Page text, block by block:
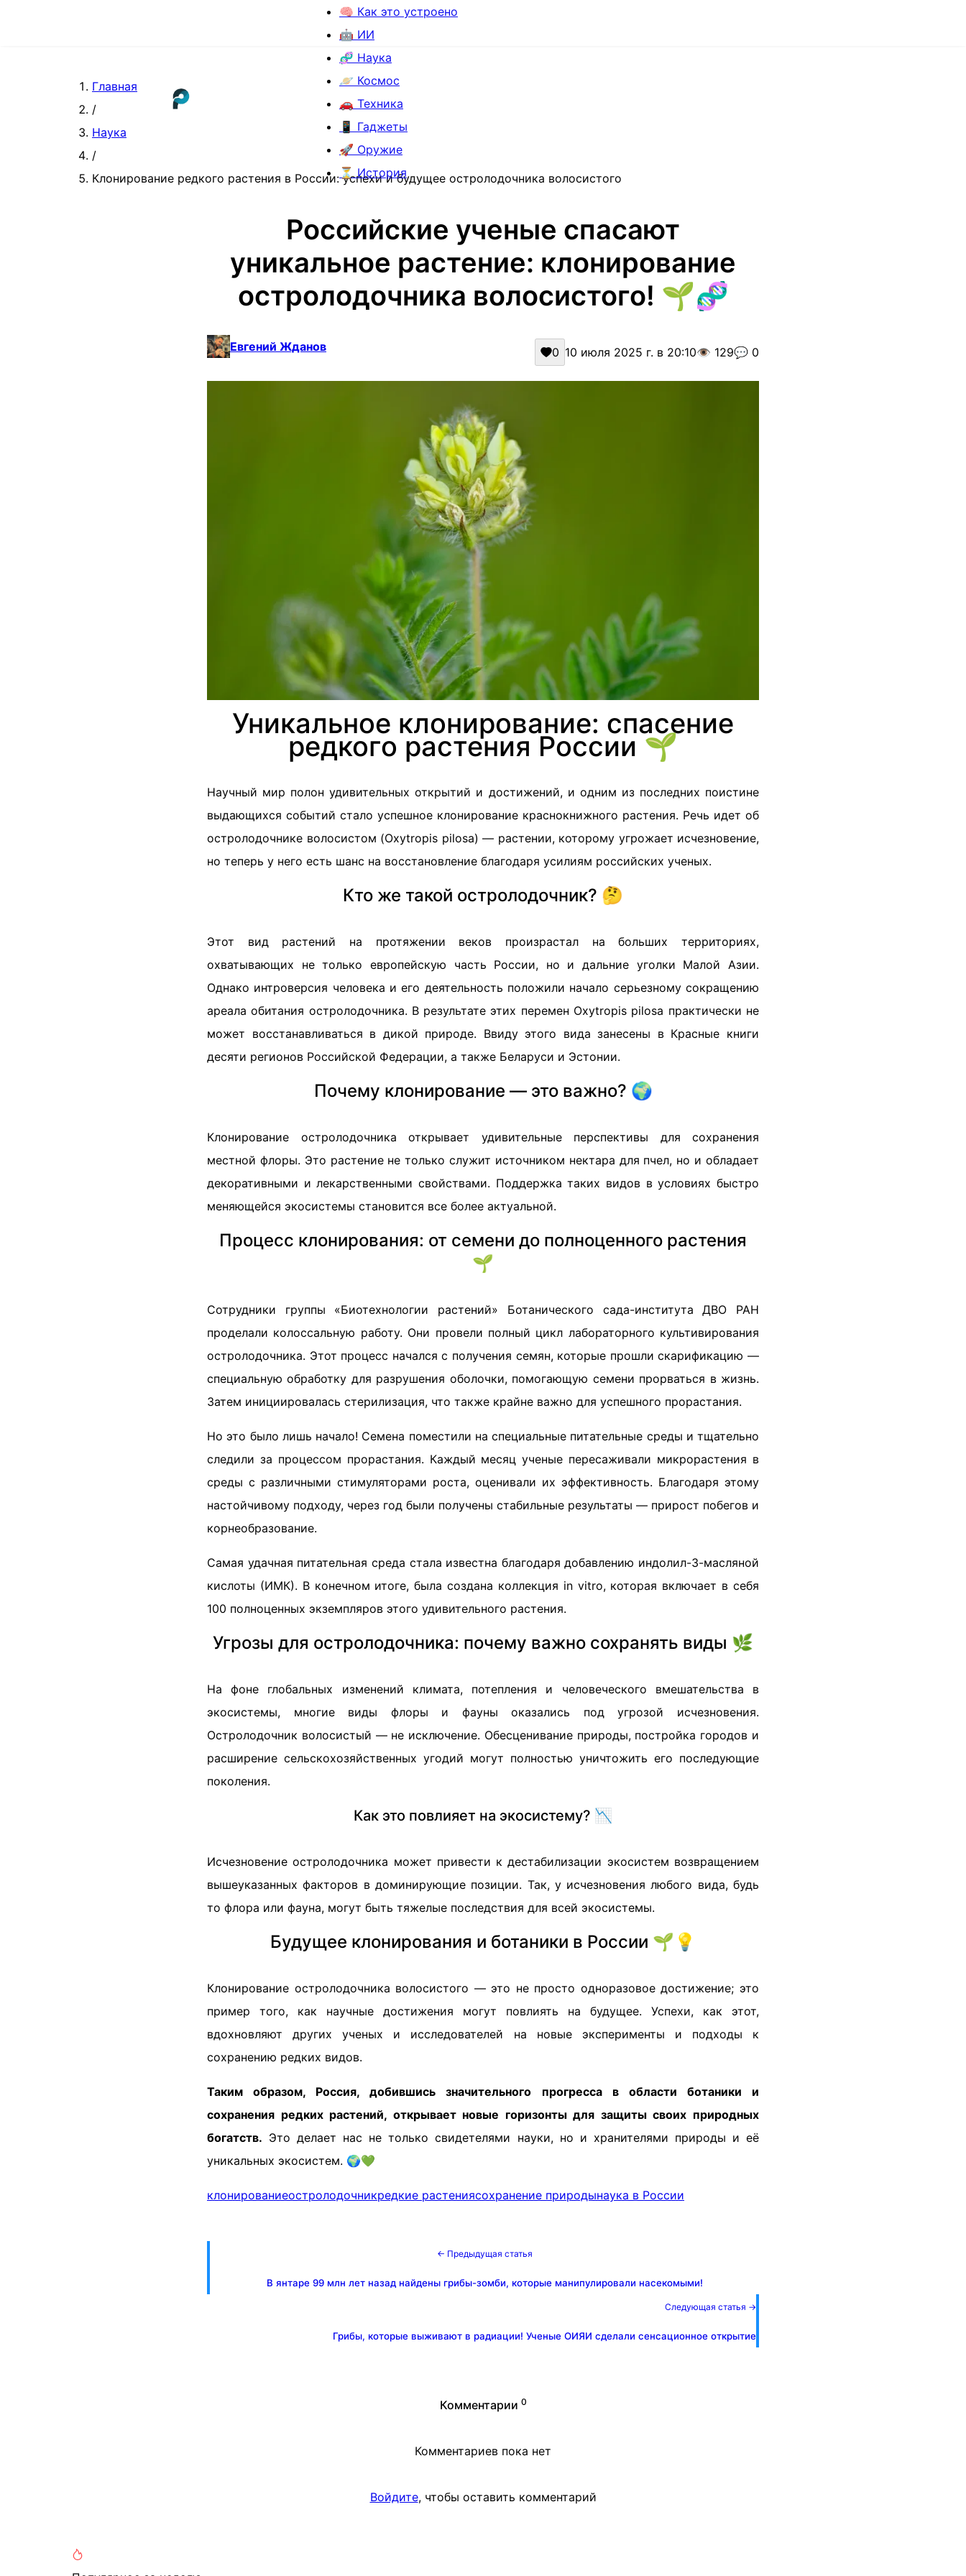
🧠 Как это устроено
🤖 ИИ
🧬 Наука
🪐 Космос
🚗 Техника
📱 Гаджеты
🚀 Оружие
⏳ История
Главная
/
Наука
/
Клонирование редкого растения в России: успехи и будущее остролодочника волосистого
Российские ученые спасают
уникальное растение: клонирование
остролодочника волосистого! 🌱🧬
Евгений Жданов 0 10 июля 2025 г. в 20:10👁️ 129💬 0
Уникальное клонирование: спасение
редкого растения России 🌱
Научный мир полон удивительных открытий и достижений, и одним из последних поистине
выдающихся событий стало успешное клонирование краснокнижного растения. Речь идет об
остролодочнике волосистом (Oxytropis pilosa) — растении, которому угрожает исчезновение,
но теперь у него есть шанс на восстановление благодаря усилиям российских ученых.
Кто же такой остролодочник? 🤔
Этот вид растений на протяжении веков произрастал на больших территориях,
охватывающих не только европейскую часть России, но и дальние уголки Малой Азии.
Однако интроверсия человека и его деятельность положили начало серьезному сокращению
ареала обитания остролодочника. В результате этих перемен Oxytropis pilosa практически не
может восстанавливаться в дикой природе. Ввиду этого вида занесены в Красные книги
десяти регионов Российской Федерации, а также Беларуси и Эстонии.
Почему клонирование — это важно? 🌍
Клонирование остролодочника открывает удивительные перспективы для сохранения
местной флоры. Это растение не только служит источником нектара для пчел, но и обладает
декоративными и лекарственными свойствами. Поддержка таких видов в условиях быстро
меняющейся экосистемы становится все более актуальной.
Процесс клонирования: от семени до полноценного растения
🌱
Сотрудники группы «Биотехнологии растений» Ботанического сада-института ДВО РАН
проделали колоссальную работу. Они провели полный цикл лабораторного культивирования
остролодочника. Этот процесс начался с получения семян, которые прошли скарификацию —
специальную обработку для разрушения оболочки, помогающую семени прорваться в жизнь.
Затем инициировалась стерилизация, что также крайне важно для успешного прорастания.
Но это было лишь начало! Семена поместили на специальные питательные среды и тщательно
следили за процессом прорастания. Каждый месяц ученые пересаживали микрорастения в
среды с различными стимуляторами роста, оценивали их эффективность. Благодаря этому
настойчивому подходу, через год были получены стабильные результаты — прирост побегов и
корнеобразование.
Самая удачная питательная среда стала известна благодаря добавлению индолил-3-масляной
кислоты (ИМК). В конечном итоге, была создана коллекция in vitro, которая включает в себя
100 полноценных экземпляров этого удивительного растения.
Угрозы для остролодочника: почему важно сохранять виды 🌿
На фоне глобальных изменений климата, потепления и человеческого вмешательства в
экосистемы, многие виды флоры и фауны оказались под угрозой исчезновения.
Остролодочник волосистый — не исключение. Обесценивание природы, постройка городов и
расширение сельскохозяйственных угодий могут полностью уничтожить его последующие
поколения.
Как это повлияет на экосистему? 📉
Исчезновение остролодочника может привести к дестабилизации экосистем возвращением
вышеуказанных факторов в доминирующие позиции. Так, у исчезновения любого вида, будь
то флора или фауна, могут быть тяжелые последствия для всей экосистемы.
Будущее клонирования и ботаники в России 🌱💡
Клонирование остролодочника волосистого — это не просто одноразовое достижение; это
пример того, как научные достижения могут повлиять на будущее. Успехи, как этот,
вдохновляют других ученых и исследователей на новые эксперименты и подходы к
сохранению редких видов.
Таким образом, Россия, добившись значительного прогресса в области ботаники и
сохранения редких растений, открывает новые горизонты для защиты своих природных
богатств. Это делает нас не только свидетелями науки, но и хранителями природы и её
уникальных экосистем. 🌍💚
клонированиеостролодочникредкие растениясохранение природынаука в России
← Предыдущая статья
В янтаре 99 млн лет назад найдены грибы-зомби, которые манипулировали насекомыми!
Следующая статья →
Грибы, которые выживают в радиации! Ученые ОИЯИ сделали сенсационное открытие
Комментарии 0
Комментариев пока нет
Войдите, чтобы оставить комментарий